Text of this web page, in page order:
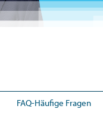
FAQ-Häufige Fragen